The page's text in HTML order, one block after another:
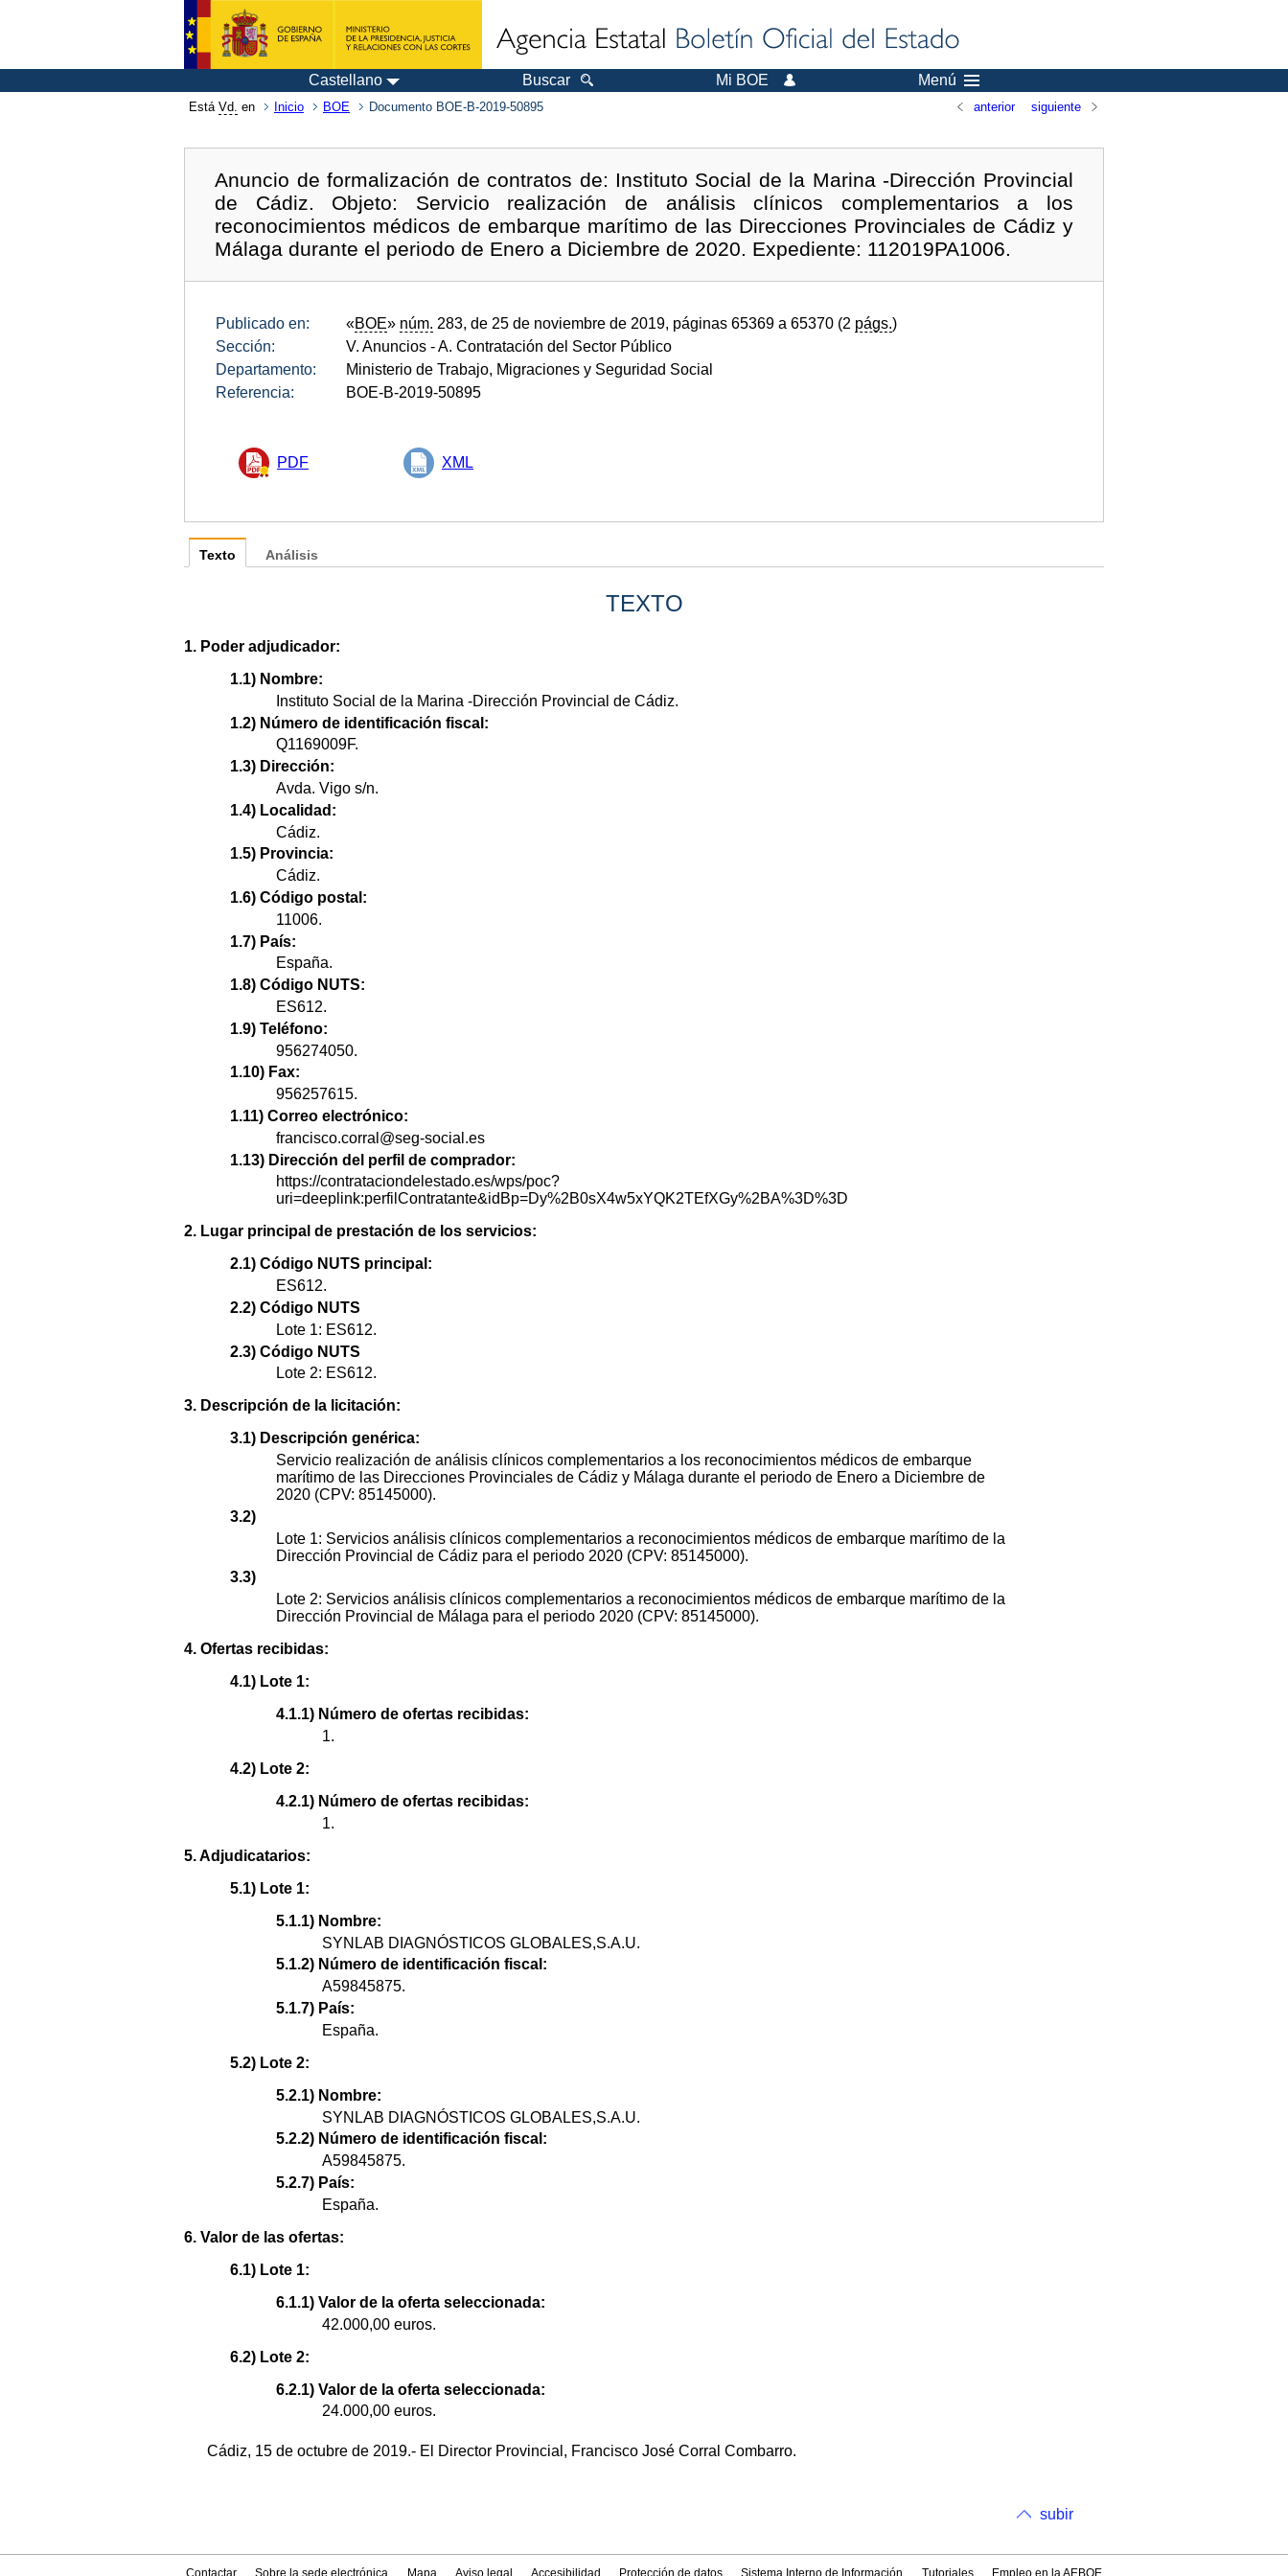
Castellano Buscar Mi BOE Menú
Está Vd. en Inicio BOE Documento BOE-B-2019-50895 anterior siguiente
Anuncio de formalización de contratos de: Instituto Social de la Marina -Dirección Provincial
de Cádiz. Objeto: Servicio realización de análisis clínicos complementarios a los
reconocimientos médicos de embarque marítimo de las Direcciones Provinciales de Cádiz y
Málaga durante el periodo de Enero a Diciembre de 2020. Expediente: 112019PA1006.
Publicado en: «BOE» núm. 283, de 25 de noviembre de 2019, páginas 65369 a 65370 (2 págs.)
Sección:
V. Anuncios - A. Contratación del Sector Público
Departamento:
Ministerio de Trabajo, Migraciones y Seguridad Social
Referencia:
BOE-B-2019-50895
PDF XML
Texto
TEXTO
1. Poder adjudicador:
1.1) Nombre:
Instituto Social de la Marina -Dirección Provincial de Cádiz.
1.2) Número de identificación fiscal:
Q1169009F.
1.3) Dirección:
Avda. Vigo s/n.
1.4) Localidad:
Cádiz.
1.5) Provincia:
Cádiz.
1.6) Código postal:
11006.
1.7) País:
España.
1.8) Código NUTS:
ES612.
1.9) Teléfono:
956274050.
1.10) Fax:
956257615.
1.11) Correo electrónico:
francisco.corral@seg-social.es
1.13) Dirección del perfil de comprador:
https://contrataciondelestado.es/wps/poc?
uri=deeplink:perfilContratante&idBp=Dy%2B0sX4w5xYQK2TEfXGy%2BA%3D%3D
2. Lugar principal de prestación de los servicios:
2.1) Código NUTS principal:
ES612.
2.2) Código NUTS
Lote 1: ES612.
2.3) Código NUTS
Lote 2: ES612.
3. Descripción de la licitación:
3.1) Descripción genérica:
Servicio realización de análisis clínicos complementarios a los reconocimientos médicos de embarque
marítimo de las Direcciones Provinciales de Cádiz y Málaga durante el periodo de Enero a Diciembre de
2020 (CPV: 85145000).
3.2)
Lote 1: Servicios análisis clínicos complementarios a reconocimientos médicos de embarque marítimo de la
Dirección Provincial de Cádiz para el periodo 2020 (CPV: 85145000).
3.3)
Lote 2: Servicios análisis clínicos complementarios a reconocimientos médicos de embarque marítimo de la
Dirección Provincial de Málaga para el periodo 2020 (CPV: 85145000).
4. Ofertas recibidas:
4.1) Lote 1:
4.1.1) Número de ofertas recibidas:
1.
4.2) Lote 2:
4.2.1) Número de ofertas recibidas:
1.
5. Adjudicatarios:
5.1) Lote 1:
5.1.1) Nombre:
SYNLAB DIAGNÓSTICOS GLOBALES,S.A.U.
5.1.2) Número de identificación fiscal:
A59845875.
5.1.7) País:
España.
5.2) Lote 2:
5.2.1) Nombre:
SYNLAB DIAGNÓSTICOS GLOBALES,S.A.U.
5.2.2) Número de identificación fiscal:
A59845875.
5.2.7) País:
España.
6. Valor de las ofertas:
6.1) Lote 1:
6.1.1) Valor de la oferta seleccionada:
42.000,00 euros.
6.2) Lote 2:
6.2.1) Valor de la oferta seleccionada:
24.000,00 euros.
Cádiz, 15 de octubre de 2019.- El Director Provincial, Francisco José Corral Combarro.
Análisis
subir